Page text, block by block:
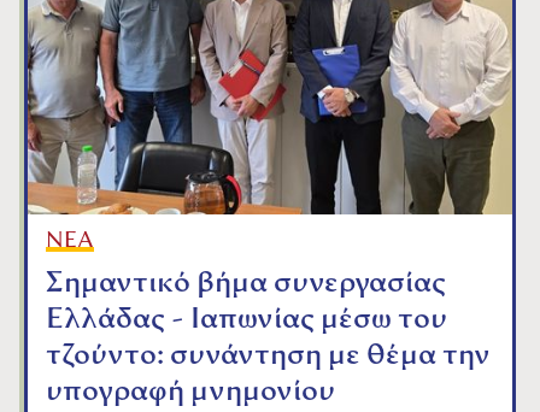
ΝΕΑ
Σημαντικό βήμα συνεργασίας
Ελλάδας - Ιαπωνίας μέσω του
τζούντο: συνάντηση με θέμα την
υπογραφή μνημονίου